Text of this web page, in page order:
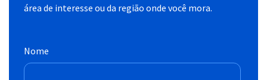
área de interesse ou da região onde você mora.
Nome